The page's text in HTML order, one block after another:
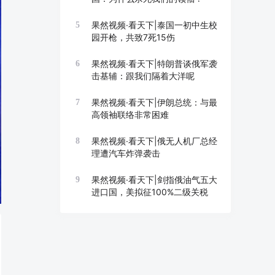
5
果然视频·看天下|泰国一初中生校
园开枪，共致7死15伤
6
果然视频·看天下|特朗普谈俄军袭
击基辅：跟我们隔着大洋呢
7
果然视频·看天下|伊朗总统：与最
高领袖联络非常困难
8
果然视频·看天下|俄无人机厂总经
理遭汽车炸弹袭击
9
果然视频·看天下|剑指俄油气五大
进口国，美拟征100%二级关税